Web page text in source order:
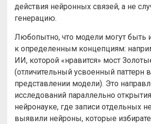
действия нейронных связей, а не
генерацию.
Любопытно, что модели могут быть
к определенным концепциям:
ИИ, которой «нравится» мост
(отличительный усвоенный паттерн
представлении модели). Это
исследований параллельно
нейронауке, где записи отдельных
выявили нейроны, которые